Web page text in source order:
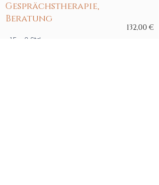
Gesprächstherapie,
Beratung
132,00 €
1,5 - 2 Std.